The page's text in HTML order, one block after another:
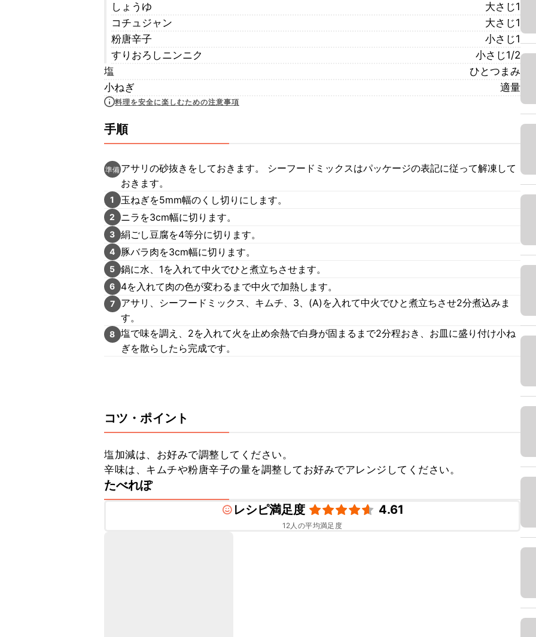
しょうゆ
大さじ1
コチュジャン
大さじ1
粉唐辛子
小さじ1
すりおろしニンニク
小さじ1/2
塩
ひとつまみ
小ねぎ
適量
料理を安全に楽しむための注意事項
手順
準備 アサリの砂抜きをしておきます。 シーフードミックスはパッケージの表記に従って解凍して
おきます。
1 玉ねぎを5mm幅のくし切りにします。
2 ニラを3cm幅に切ります。
3 絹ごし豆腐を4等分に切ります。
4 豚バラ肉を3cm幅に切ります。
5 鍋に水、1を入れて中火でひと煮立ちさせます。
6 4を入れて肉の色が変わるまで中火で加熱します。
7
アサリ、シーフードミックス、キムチ、3、(A)を入れて中火でひと煮立ちさせ2分煮込みま
す。
8 塩で味を調え、2を入れて火を止め余熱で白身が固まるまで2分程おき、お皿に盛り付け小ね
ぎを散らしたら完成です。
コツ・ポイント
塩加減は、お好みで調整してください。
辛味は、キムチや粉唐辛子の量を調整してお好みでアレンジしてください。
たべれぽ
レシピ満足度
4.61
12人の平均満足度